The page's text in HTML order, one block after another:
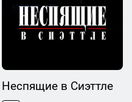
Неспящие в Сиэттле